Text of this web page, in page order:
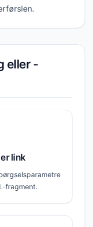
eller -
link
fragment.